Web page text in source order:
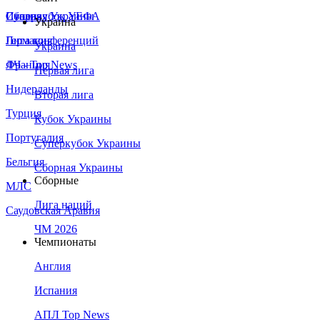
Сборная Украины
Италия
Германия
Франция
Нидерланды
Турция
Португалия
Бельгия
МЛС
Саудовская Аравия
Суперкубок УЕФА
Лига конференций
ЛЧ - Top News
Украина
Украина
Первая лига
Вторая лига
Кубок Украины
Суперкубок Украины
Сборная Украины
Сборные
Лига наций
ЧМ 2026
Чемпионаты
Англия
Испания
АПЛ Top News